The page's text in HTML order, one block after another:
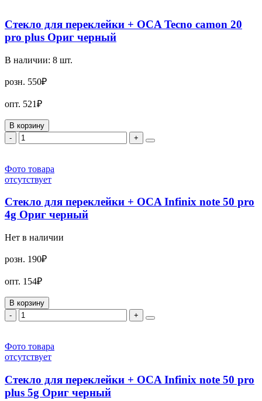
Стекло для переклейки + OCA Tecno camon 20
pro plus Ориг черный
В наличии: 8 шт.
розн. 550₽
опт. 521₽
В корзину
-
+
Фото товара
отсутствует
Стекло для переклейки + OCA Infinix note 50 pro
4g Ориг черный
Нет в наличии
розн. 190₽
опт. 154₽
В корзину
-
+
Фото товара
отсутствует
Стекло для переклейки + OCA Infinix note 50 pro
plus 5g Ориг черный